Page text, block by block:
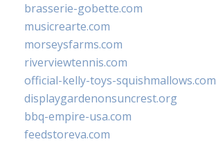
brasserie-gobette.com
musicrearte.com
morseysfarms.com
riverviewtennis.com
official-kelly-toys-squishmallows.com
displaygardenonsuncrest.org
bbq-empire-usa.com
feedstoreva.com